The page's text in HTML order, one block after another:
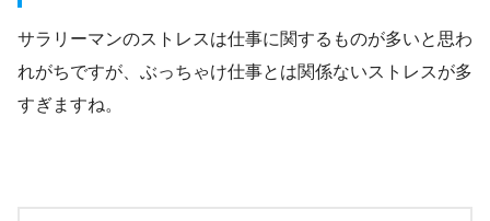
サラリーマンのストレスは仕事に関するものが多いと思わ
れがちですが、ぶっちゃけ仕事とは関係ないストレスが多
すぎますね。